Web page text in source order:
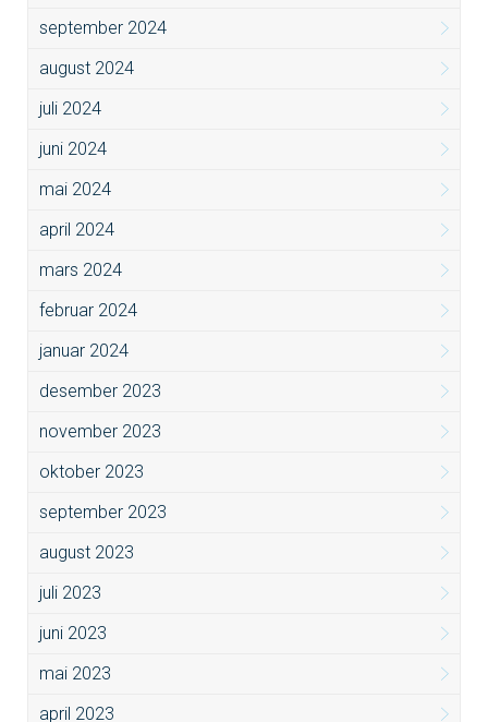
september 2024
august 2024
juli 2024
juni 2024
mai 2024
april 2024
mars 2024
februar 2024
januar 2024
desember 2023
november 2023
oktober 2023
september 2023
august 2023
juli 2023
juni 2023
mai 2023
april 2023